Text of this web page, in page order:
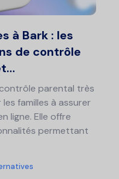
à Bark : les
de contrôle
parental très
familles à assurer
ligne. Elle offre
permettant